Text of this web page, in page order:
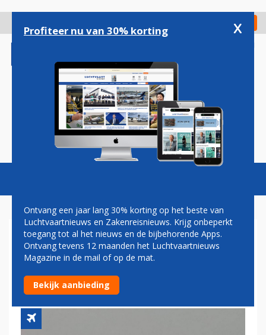
gaan
Check in
Magazine Podcasts Vacatures
HNA GROUP WIL
DRIEHONDERD VLIEGTUIGEN
UIT EIGEN LAND
Profiteer nu van 30% korting x
Ontvang een jaar lang 30% korting op het beste van
Luchtvaartnieuws en Zakenreisnieuws. Krijg onbeperkt
toegang tot al het nieuws en de bijbehorende Apps.
Ontvang tevens 12 maanden het Luchtvaartnieuws
Magazine in de mail of op de mat.
Bekijk aanbieding